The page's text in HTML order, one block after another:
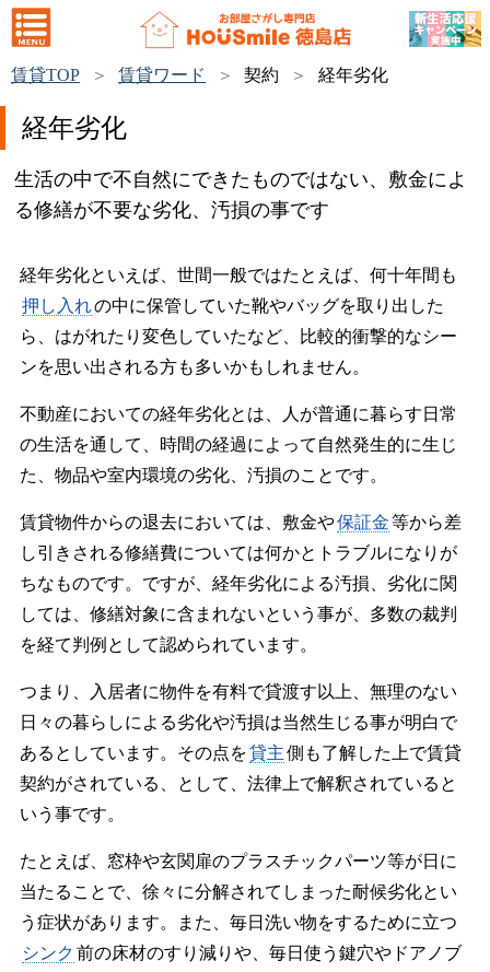
賃貸TOP 賃貸ワード 契約 経年劣化
経年劣化
生活の中で不自然にできたものではない、敷金によ
る修繕が不要な劣化、汚損の事です
経年劣化といえば、世間一般ではたとえば、何十年間も
押し入れの中に保管していた靴やバッグを取り出した
ら、はがれたり変色していたなど、比較的衝撃的なシー
ンを思い出される方も多いかもしれません。
不動産においての経年劣化とは、人が普通に暮らす日常
の生活を通して、時間の経過によって自然発生的に生じ
た、物品や室内環境の劣化、汚損のことです。
賃貸物件からの退去においては、敷金や保証金等から差
し引きされる修繕費については何かとトラブルになりが
ちなものです。ですが、経年劣化による汚損、劣化に関
しては、修繕対象に含まれないという事が、多数の裁判
を経て判例として認められています。
つまり、入居者に物件を有料で貸渡す以上、無理のない
日々の暮らしによる劣化や汚損は当然生じる事が明白で
あるとしています。その点を貸主側も了解した上で賃貸
契約がされている、として、法律上で解釈されていると
いう事です。
たとえば、窓枠や玄関扉のプラスチックパーツ等が日に
当たることで、徐々に分解されてしまった耐候劣化とい
う症状があります。また、毎日洗い物をするために立つ
シンク 前の床材のすり減りや、毎日使う鍵穴やドアノブ